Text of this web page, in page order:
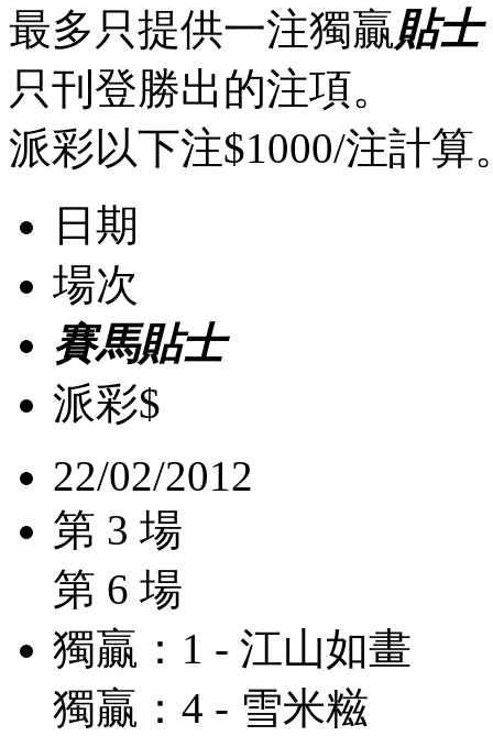
最多只提供一注獨贏貼士
只刊登勝出的注項。
派彩以下注$1000/注計算
日期
場次
賽馬貼士
派彩$
22/02/2012
第 3 場
第 6 場
獨贏：1 - 江山如畫
獨贏：4 - 雪米糍